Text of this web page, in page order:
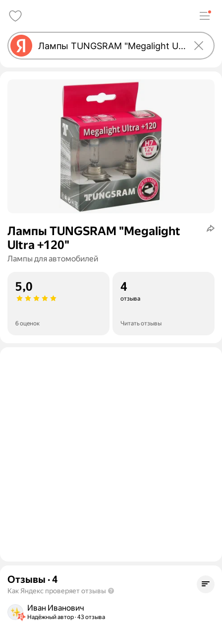
Лампы TUNGSRAM "Megalight
Ultra +120"
Лампы для автомобилей
5,0
6 оценок
4
отзыва
Читать отзывы
Отзывы ·4
Как Яндекс проверяет отзывы
Иван Иванович
Надёжный автор 43 отзыва